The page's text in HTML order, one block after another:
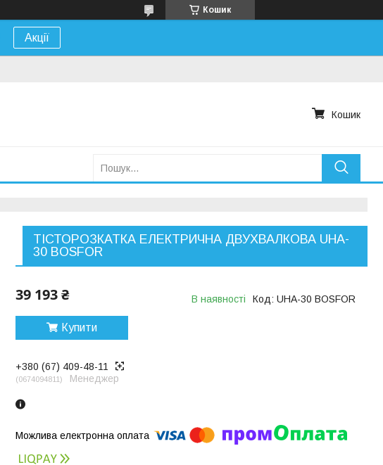
Кошик
Акції
Кошик
ТІСТОРОЗКАТКА ЕЛЕКТРИЧНА ДВУХВАЛКОВА UHA-
30 BOSFOR
39 193 ₴ В наявності Код: UHA-30 BOSFOR
Купити
+380 (67) 409-48-11
0674094811 Менеджер